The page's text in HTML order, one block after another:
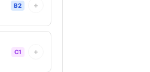
B2 +
C1 +